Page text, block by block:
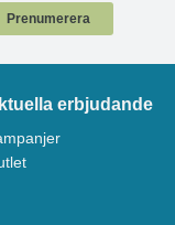
Prenumerera
erbjudande